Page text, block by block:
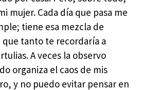
mujer. Cada día que pasa me
tiene esa mezcla de
tanto te recordaría a
A veces la observo
organiza el caos de mis
y no puedo evitar pensar en